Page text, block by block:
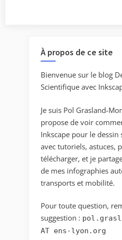
À propos de ce site
Bienvenue sur le blog
Scientifique avec
Je suis Pol Grasland-
propose de voir
Inkscape pour le dessin
avec tutoriels, astuces,
télécharger, et je
de mes infographies
transports et mobilité.
Pour toute question,
suggestion :
AT ens-lyon.org